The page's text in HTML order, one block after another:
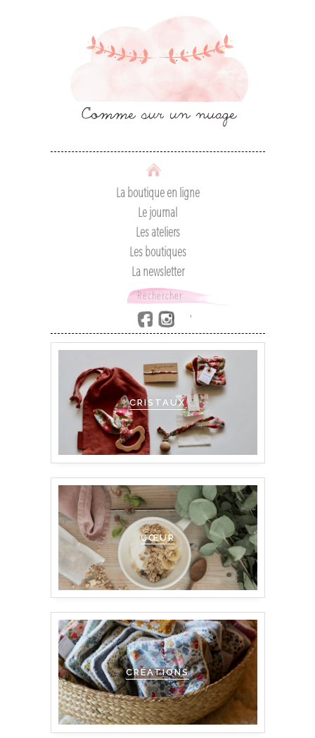
La boutique en ligne
Le journal
Les ateliers
Les boutiques
La newsletter
'
CRISTAUX
CŒUR
CRÉATIONS